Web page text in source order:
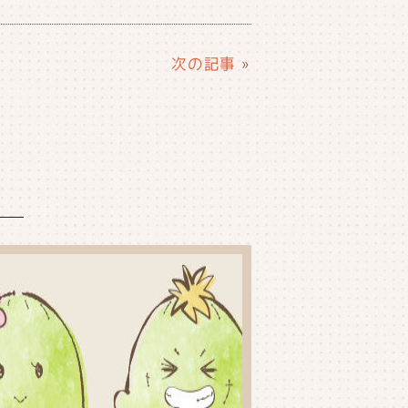
次の記事 »